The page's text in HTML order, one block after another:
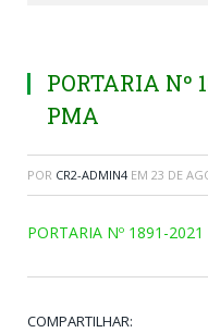
PORTARIA Nº
PMA
POR CR2-ADMIN4 EM 23 DE
PORTARIA Nº 1891-
COMPARTILHAR: